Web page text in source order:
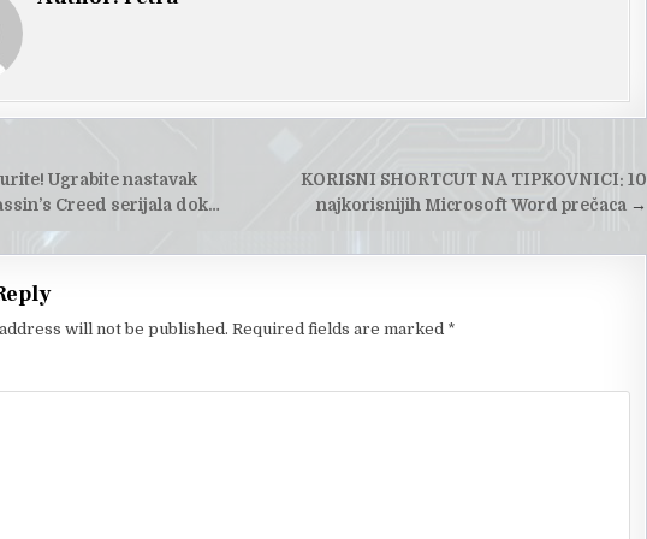
KORISNI SHORTCUT NA TIPKOVNICI: 10
najkorisnijih Microsoft Word prečaca→
Ugrabite nastavak
Creed serijala dok…
will not be published. Required fields are marked *